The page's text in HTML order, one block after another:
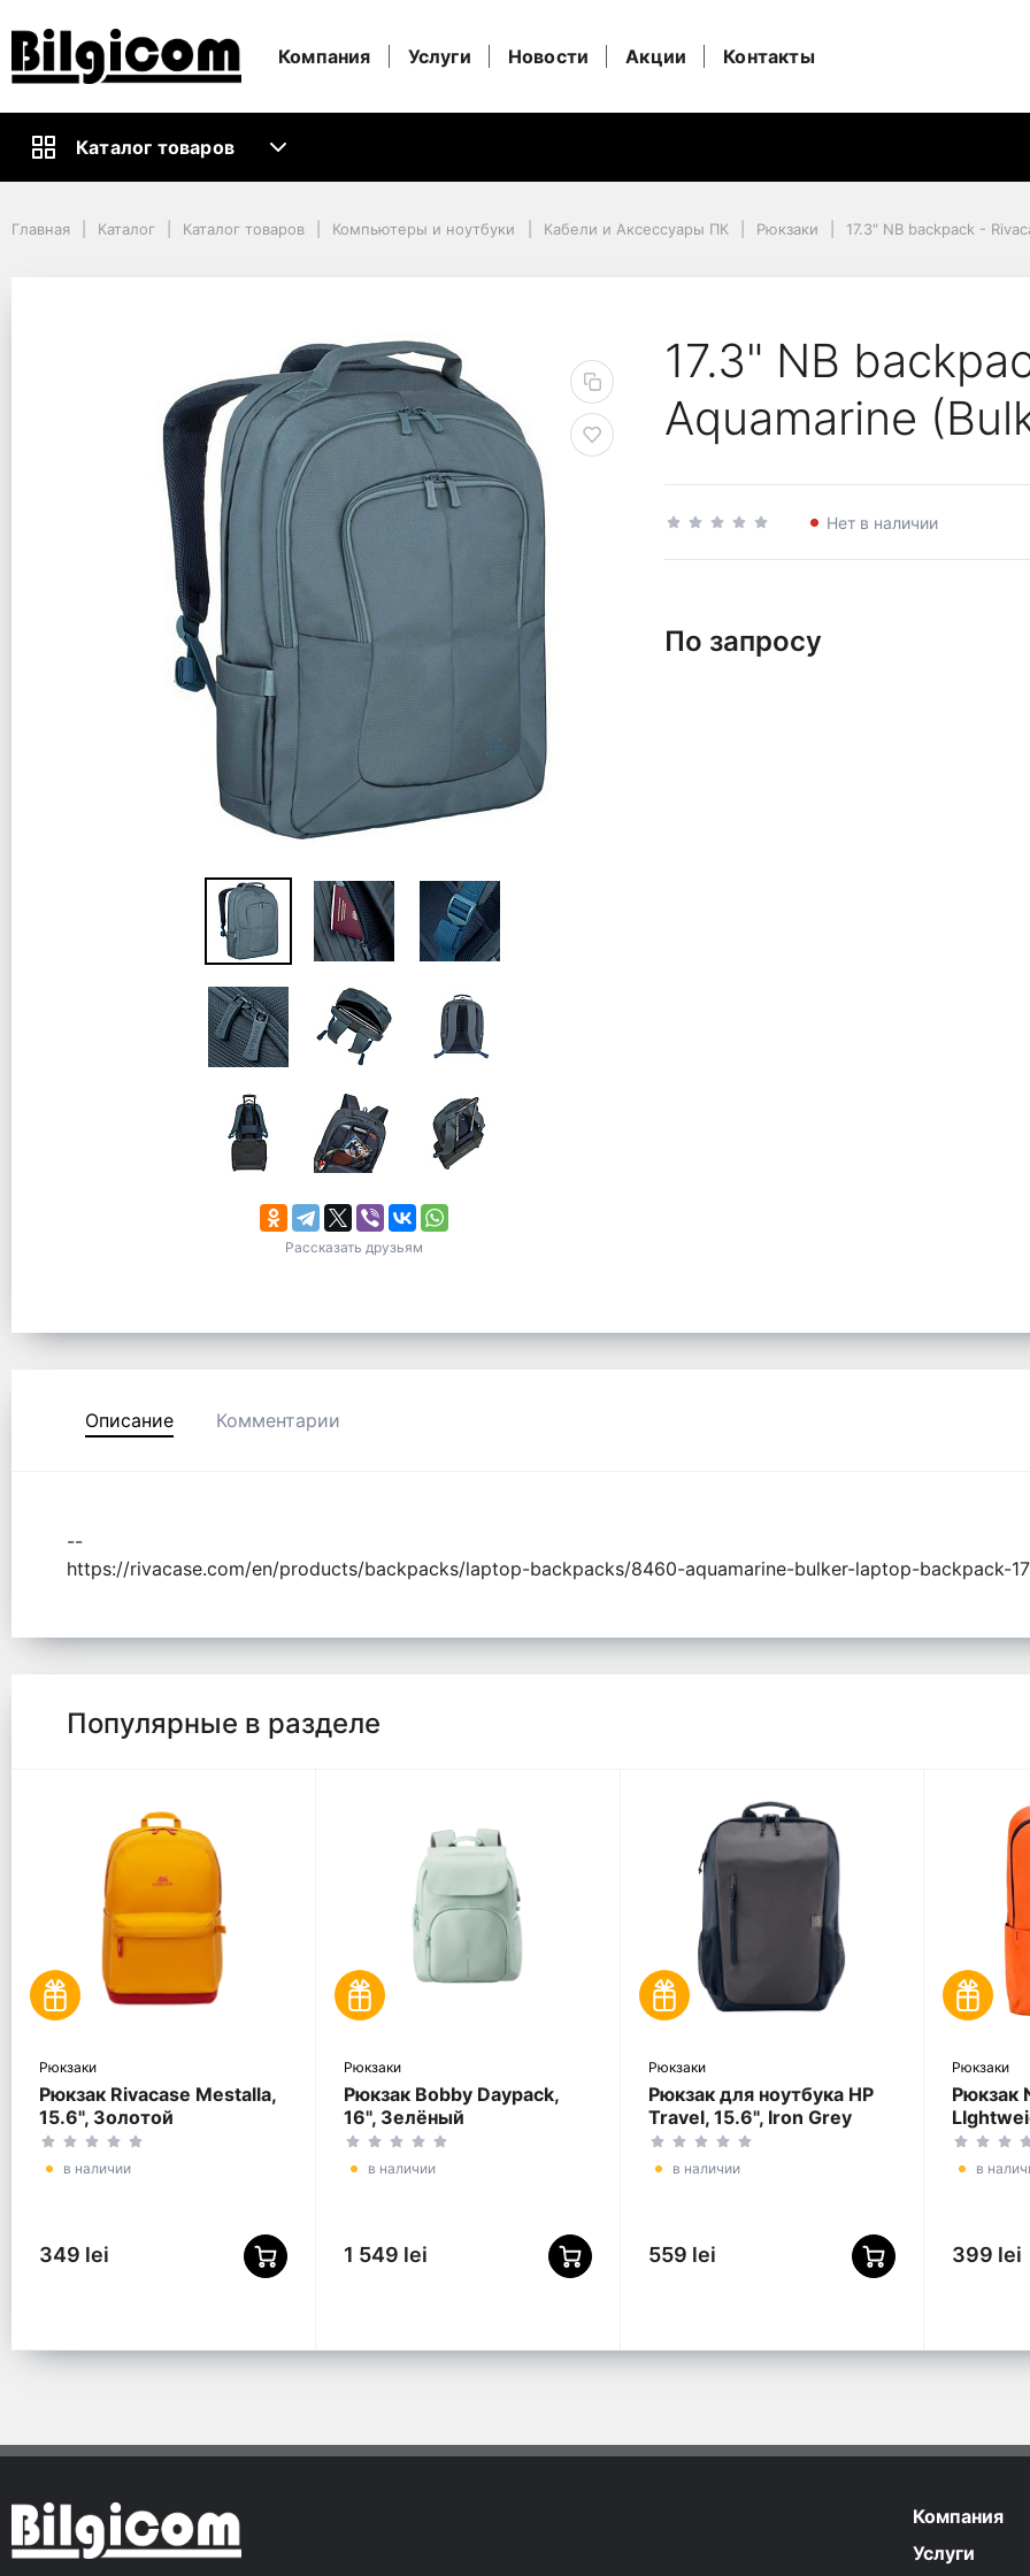
Компания Услуги Новости Акции Контакты
Каталог товаров
Главная
Компьютеры и ноутбуки
Кабели и Аксессуары ПК
17.3" NB backpack - Rivacase 8460
Главная Каталог Каталог товаров Компьютеры и ноутбуки Кабели и Аксессуары ПК Рюкзаки 17.3" NB backpack -
Рассказать друзьям
17.3" NB
Aquamarine
Нет в наличии
По запросу
Описание Комментарии
--
https://rivacase.com/en/products/backpacks/laptop-backpacks/8460-aquamarine-bulker-laptop-backpack-
Популярные в разделе
Рюкзаки
Рюкзак Rivacase Mestalla,
15.6", Золотой
в наличии
349 lei
Рюкзаки
Рюкзак Bobby Daypack,
16", Зелёный
в наличии
1 549 lei
Рюкзаки
Рюкзак для ноутбука HP
Travel, 15.6", Iron Grey
в наличии
559 lei
Рюкзаки
Рюкзак
в
399 lei
Компания
Услуги